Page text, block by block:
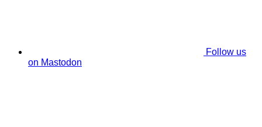
Follow us
on Mastodon